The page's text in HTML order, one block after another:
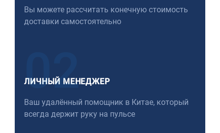
Вы можете рассчитать конечную стоимость
доставки самостоятельно
02
ЛИЧНЫЙ МЕНЕДЖЕР
Ваш удалённый помощник в Китае, который
всегда держит руку на пульсе